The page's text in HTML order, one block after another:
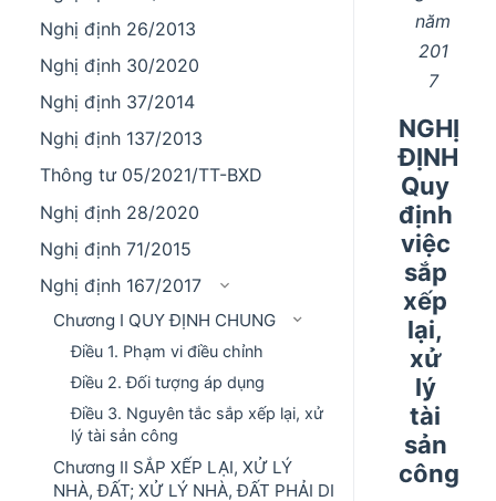
Nghị định 26/2013
Nghị định 30/2020
Nghị định 37/2014
Nghị định 137/2013
Thông tư 05/2021/TT-BXD
Nghị định 28/2020
Nghị định 71/2015
Nghị định 167/2017
Chương I QUY ĐỊNH CHUNG
Điều 1. Phạm vi điều chỉnh
Điều 2. Đối tượng áp dụng
Điều 3. Nguyên tắc sắp xếp lại, xử
lý tài sản công
Chương II SẮP XẾP LẠI, XỬ LÝ
NHÀ, ĐẤT; XỬ LÝ NHÀ, ĐẤT PHẢI DI
năm
201
7
NGHỊ
ĐỊNH
Quy
định
việc
sắp
xếp
lại,
xử
lý
tài
sản
công